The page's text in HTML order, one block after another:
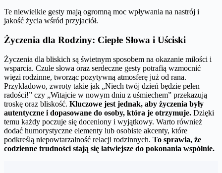
Te niewielkie gesty mają ogromną moc wpływania na nastrój i
jakość życia wśród przyjaciół.
Życzenia dla Rodziny: Ciepłe Słowa i Uściski
Życzenia dla bliskich są świetnym sposobem na okazanie miłości i
wsparcia. Czułe słowa oraz serdeczne gesty potrafią wzmocnić
więzi rodzinne, tworząc pozytywną atmosferę już od rana.
Przykładowo, zwroty takie jak „Niech twój dzień będzie pełen
radości!” czy „Witajcie w nowym dniu z uśmiechem” przekazują
troskę oraz bliskość. Kluczowe jest jednak, aby życzenia były
autentyczne i dopasowane do osoby, która je otrzymuje. Dzięki
temu każdy poczuje się doceniony i wyjątkowy. Warto również
dodać humorystyczne elementy lub osobiste akcenty, które
podkreślą niepowtarzalność relacji rodzinnych. To sprawia, że
codzienne trudności stają się łatwiejsze do pokonania wspólnie.